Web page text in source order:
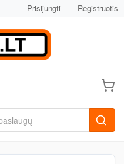
Prisijungti Registruotis